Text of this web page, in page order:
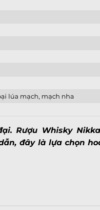
lúa mạch, mạch nha
Rượu Whisky
đây là lựa chọn